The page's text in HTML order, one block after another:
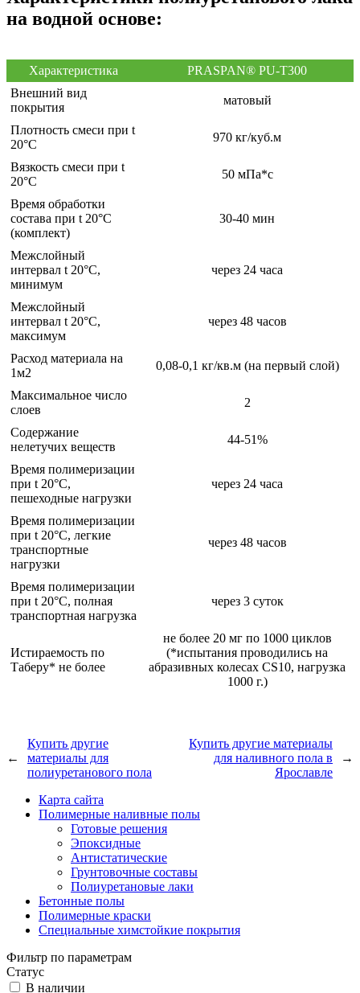
на водной основе:
Характеристика
PRASPAN® PU-T300
Внешний вид
покрытия
матовый
Плотность смеси при t
20°C
970 кг/куб.м
Вязкость смеси при t
20°С
50 мПа*с
Время обработки
состава при t 20°C
(комплект)
30-40 мин
Межслойный
интервал t 20°С,
минимум
через 24 часа
Межслойный
интервал t 20°С,
максимум
через 48 часов
Расход материала на
1м2
0,08-0,1 кг/кв.м (на первый слой)
Максимальное число
слоев
2
Содержание
нелетучих веществ
44-51%
Время полимеризации
при t 20°C,
пешеходные нагрузки
через 24 часа
Время полимеризации
при t 20°C, легкие
транспортные
нагрузки
через 48 часов
Время полимеризации
при t 20°C, полная
транспортная нагрузка
через 3 суток
Истираемость по
Таберу* не более
не более 20 мг по 1000 циклов
(*испытания проводились на
абразивных колесах CS10, нагрузка
1000 г.)
←
Купить другие
материалы для
полиуретанового пола
Купить другие материалы
для наливного пола в
Ярославле
→
Карта сайта
Полимерные наливные полы
Готовые решения
Эпоксидные
Антистатические
Грунтовочные составы
Полиуретановые лаки
Бетонные полы
Полимерные краски
Специальные химстойкие покрытия
Фильтр по параметрам
Статус
В наличии